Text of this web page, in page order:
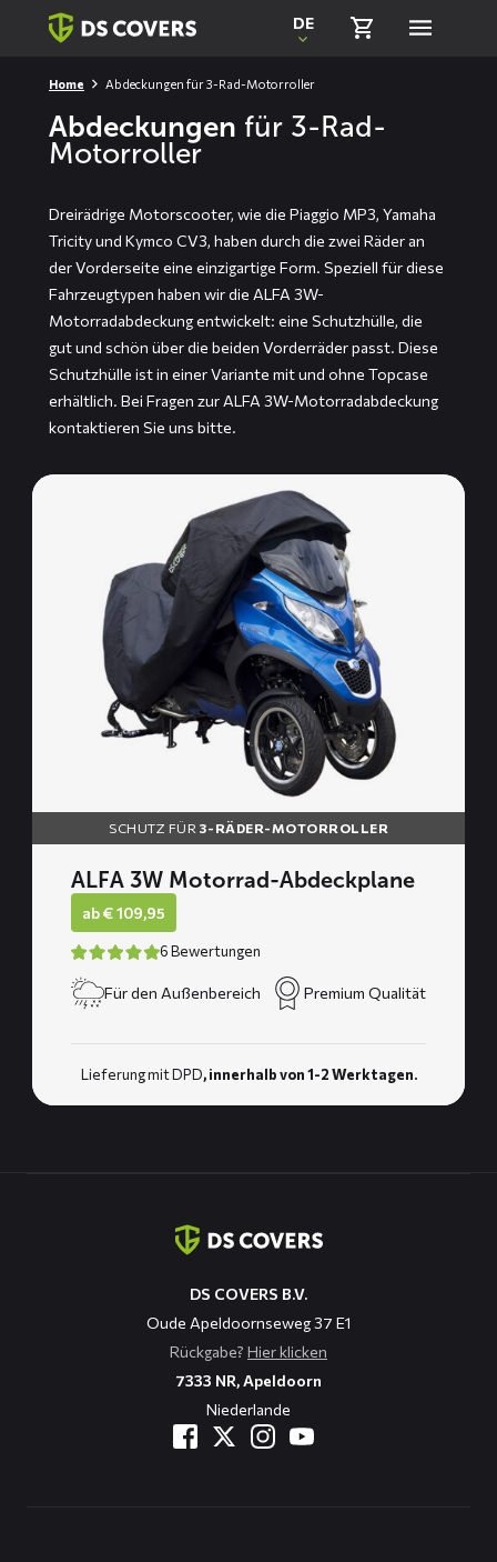
Skiplinks
DE
Home Abdeckungen für 3-Rad-Motorroller
Abdeckungen für 3-Rad-
Motorroller
Dreirädrige Motorscooter, wie die Piaggio MP3, Yamaha
Tricity und Kymco CV3, haben durch die zwei Räder an
der Vorderseite eine einzigartige Form. Speziell für diese
Fahrzeugtypen haben wir die ALFA 3W-
Motorradabdeckung entwickelt: eine Schutzhülle, die
gut und schön über die beiden Vorderräder passt. Diese
Schutzhülle ist in einer Variante mit und ohne Topcase
erhältlich. Bei Fragen zur ALFA 3W-Motorradabdeckung
kontaktieren Sie uns bitte.
Mehr
Motorrad-
Abdeckplane
SCHUTZ FÜR 3-RÄDER-MOTORROLLER
ALFA 3W Motorrad-Abdeckplane
ab€109,95
6 Bewertungen
Für den Außenbereich Premium Qualität
Lieferung mit DPD, innerhalb von 1-2 Werktagen.
DS COVERS B.V.
Oude Apeldoornseweg 37 E1
Rückgabe? Hier klicken
7333 NR, Apeldoorn
Niederlande